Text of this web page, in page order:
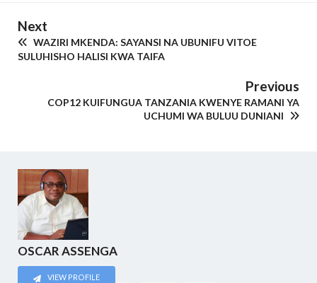
Next
WAZIRI MKENDA: SAYANSI NA UBUNIFU VITOE
SULUHISHO HALISI KWA TAIFA
Previous
COP12 KUIFUNGUA TANZANIA KWENYE RAMANI YA
UCHUMI WA BULUU DUNIANI
OSCAR ASSENGA
VIEW PROFILE